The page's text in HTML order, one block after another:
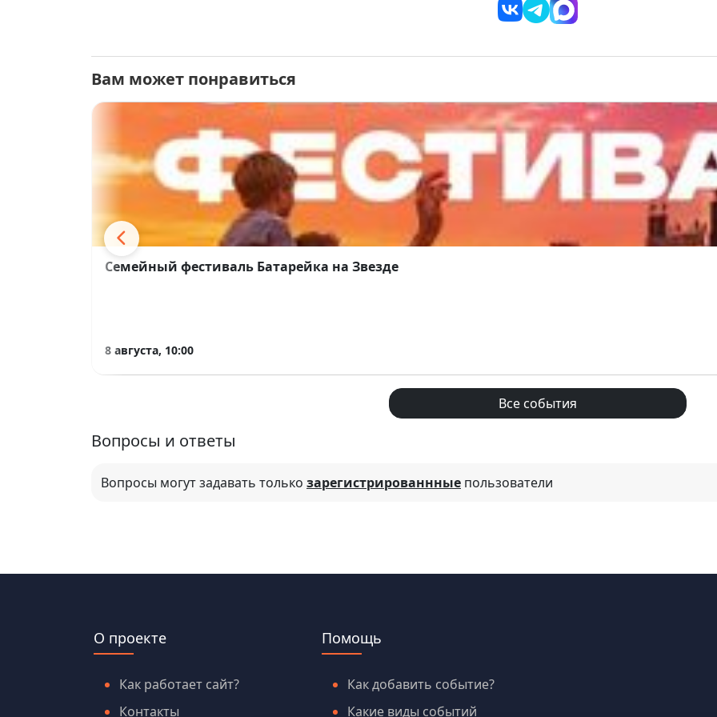
Вам может понравиться
Семейный фестиваль Батарейка на Звезде
8 августа, 10:00
Все события
Вопросы и ответы
Вопросы могут задавать только зарегистрированнные пользователи
О проекте
Как работает сайт?
Контакты
Помощь
Как добавить событие?
Какие виды событий